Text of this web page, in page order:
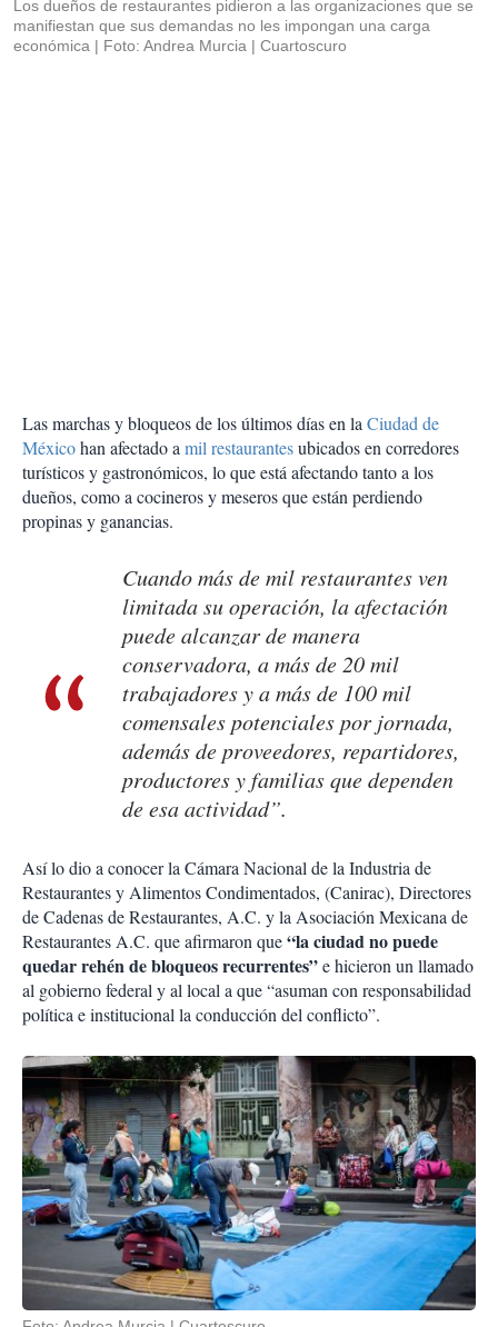
Los dueños de restaurantes pidieron a las organizaciones que se
manifiestan que sus demandas no les impongan una carga
económica
Foto: Andrea Murcia | Cuartoscuro
Las marchas y bloqueos de los últimos días en laCiudad de
Méxicohan afectado amil restaurantesubicados en corredores
turísticos y gastronómicos, lo que está afectando tanto a los
dueños, como a cocineros y meseros que están perdiendo
propinas y ganancias.
Cuando más de mil restaurantes ven
limitada su operación, la afectación
puede alcanzar de manera
conservadora, a más de 20 mil
trabajadores y a más de 100 mil
comensales potenciales por jornada,
además de proveedores, repartidores,
productores y familias que dependen
de esa actividad”.
Así lo dio a conocer la Cámara Nacional de la Industria de
Restaurantes y Alimentos Condimentados, (Canirac), Directores
de Cadenas de Restaurantes, A.C. y la Asociación Mexicana de
Restaurantes A.C. que afirmaron que“la ciudad no puede
quedar rehén de bloqueos recurrentes”e hicieron un llamado
al gobierno federal y al local a que “asuman con responsabilidad
política e institucional la conducción del conflicto”.